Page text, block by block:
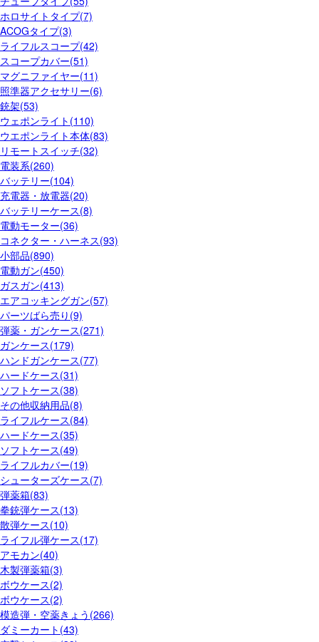
ホロサイトタイプ(7)
ACOGタイプ(3)
ライフルスコープ(42)
スコープカバー(51)
マグニファイヤー(11)
照準器アクセサリー(6)
銃架(53)
ウェポンライト(110)
ウエポンライト本体(83)
リモートスイッチ(32)
電装系(260)
バッテリー(104)
充電器・放電器(20)
バッテリーケース(8)
電動モーター(36)
コネクター・ハーネス(93)
小部品(890)
電動ガン(450)
ガスガン(413)
エアコッキングガン(57)
パーツばら売り(9)
弾薬・ガンケース(271)
ガンケース(179)
ハンドガンケース(77)
ハードケース(31)
ソフトケース(38)
その他収納用品(8)
ライフルケース(84)
ハードケース(35)
ソフトケース(49)
ライフルカバー(19)
シューターズケース(7)
弾薬箱(83)
拳銃弾ケース(13)
散弾ケース(10)
ライフル弾ケース(17)
アモカン(40)
木製弾薬箱(3)
ボウケース(2)
ボウケース(2)
模造弾・空薬きょう(266)
ダミーカート(43)